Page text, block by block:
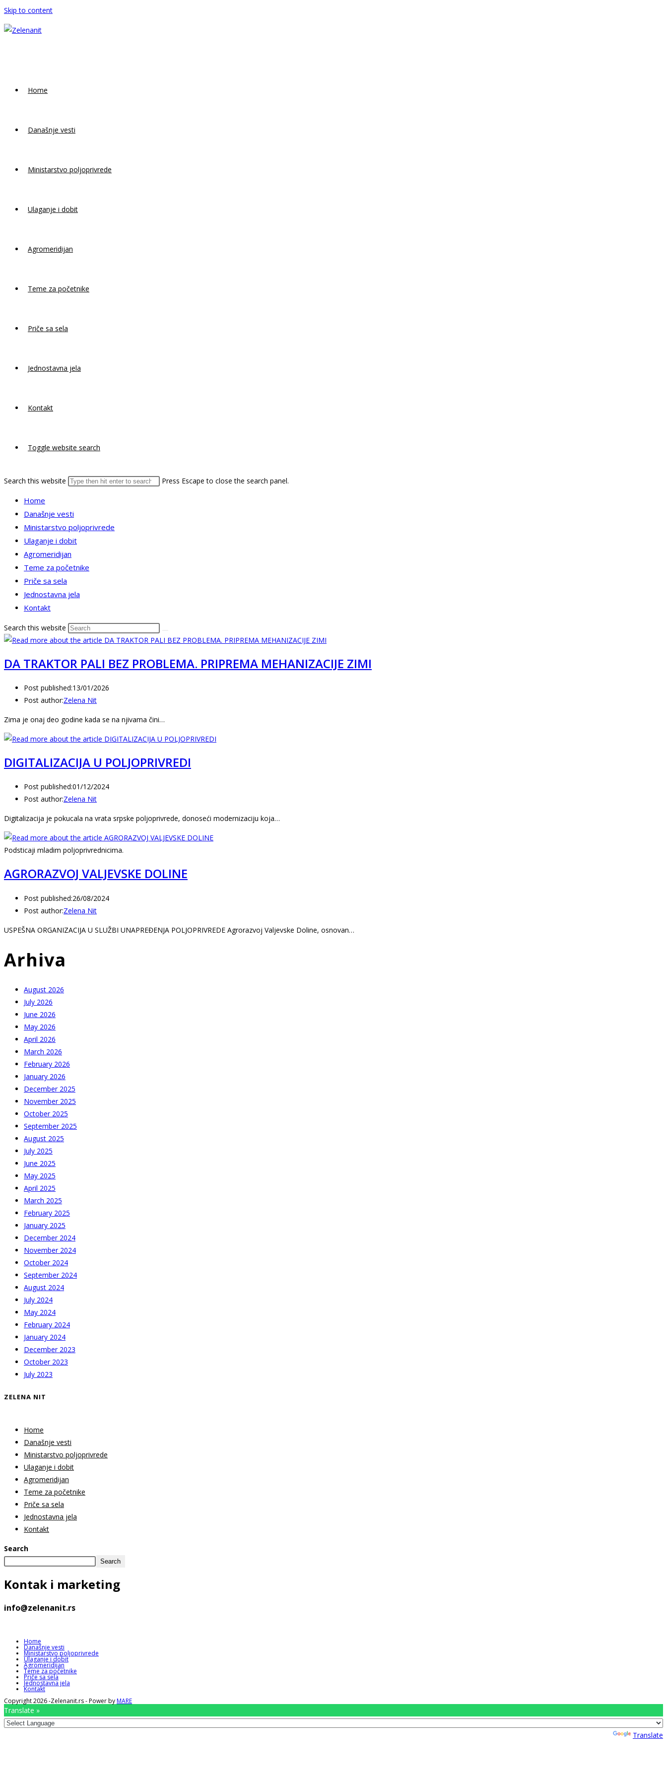
Skip to content
Home
Današnje vesti
Ministarstvo poljoprivrede
Ulaganje i dobit
Agromeridijan
Teme za početnike
Priče sa sela
Jednostavna jela
Kontakt
Toggle website search
Search this website Press Escape to close the search panel.
Home
Današnje vesti
Ministarstvo poljoprivrede
Ulaganje i dobit
Agromeridijan
Teme za početnike
Priče sa sela
Jednostavna jela
Kontakt
Search this website
DA TRAKTOR PALI BEZ PROBLEMA. PRIPREMA MEHANIZACIJE ZIMI
Post published:13/01/2026
Post author:Zelena Nit
Zima je onaj deo godine kada se na njivama čini…
DIGITALIZACIJA U POLJOPRIVREDI
Post published:01/12/2024
Post author:Zelena Nit
Digitalizacija je pokucala na vrata srpske poljoprivrede, donoseći modernizaciju koja…
Podsticaji mladim poljoprivrednicima.
AGRORAZVOJ VALJEVSKE DOLINE
Post published:26/08/2024
Post author:Zelena Nit
USPEŠNA ORGANIZACIJA U SLUŽBI UNAPREĐENJA POLJOPRIVREDE Agrorazvoj Valjevske Doline, osnovan…
Arhiva
August 2026
July 2026
June 2026
May 2026
April 2026
March 2026
February 2026
January 2026
December 2025
November 2025
October 2025
September 2025
August 2025
July 2025
June 2025
May 2025
April 2025
March 2025
February 2025
January 2025
December 2024
November 2024
October 2024
September 2024
August 2024
July 2024
May 2024
February 2024
January 2024
December 2023
October 2023
July 2023
ZELENA NIT
Home
Današnje vesti
Ministarstvo poljoprivrede
Ulaganje i dobit
Agromeridijan
Teme za početnike
Priče sa sela
Jednostavna jela
Kontakt
Search
Search
Kontak i marketing
info@zelenanit.rs
Home
Današnje vesti
Ministarstvo poljoprivrede
Ulaganje i dobit
Agromeridijan
Teme za početnike
Priče sa sela
Jednostavna jela
Kontakt
Copyright 2026 -Zelenanit.rs - Power byMARE
Translate »
Translate